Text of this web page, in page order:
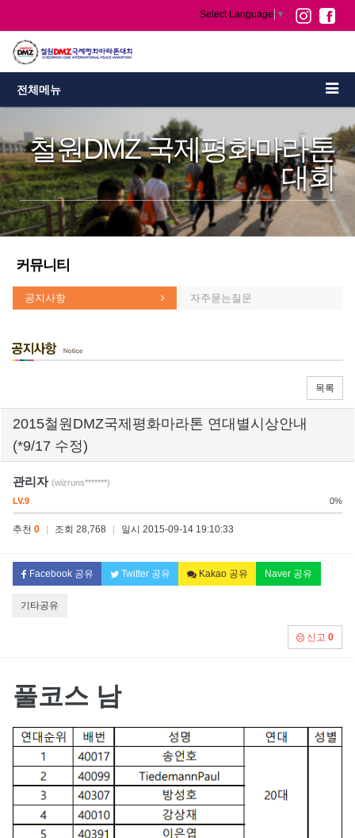
Select Language ▼
전체메뉴
철원DMZ 국제평화마라톤
대회
커뮤니티
공지사항 자주묻는질문
목록
2015철원DMZ국제평화마라톤 연대별시상안내
(*9/17 수정)
관리자 (wizruns*******)
LV.9
0%
추천 0 조회 28,768 일시 2015-09-14 19:10:33
Facebook 공유 Twitter 공유 Kakao 공유 Naver 공유
기타공유
신고 0
풀코스 남